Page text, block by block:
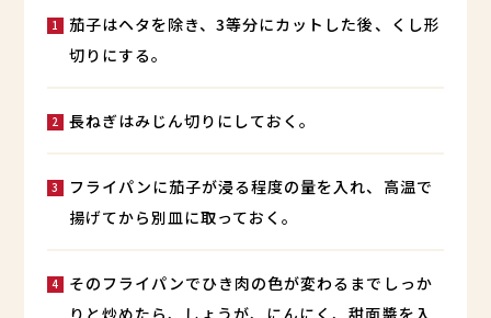
茄子はヘタを除き、3等分にカットした後、くし形
切りにする。
長ねぎはみじん切りにしておく。
フライパンに茄子が浸る程度の量を入れ、高温で
揚げてから別皿に取っておく。
そのフライパンでひき肉の色が変わるまでしっか
りと炒めたら、しょうが、にんにく、甜面醬を入